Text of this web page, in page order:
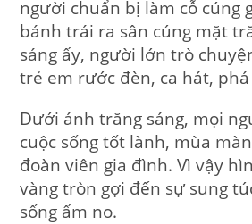
người chuẩn bị làm cỗ cúng
bánh trái ra sân cúng mặt
sáng ấy, người lớn trò
trẻ em rước đèn, ca hát,
Dưới ánh trăng sáng, mọi
cuộc sống tốt lành, mùa
đoàn viên gia đình. Vì vậy
vàng tròn gợi đến sự sung
sống ấm no.